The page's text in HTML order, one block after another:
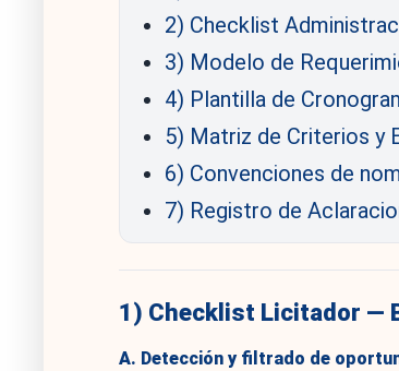
2) Checklist
3) Modelo de
4) Plantilla de
5) Matriz de Criterios y
6) Convenciones de
7) Registro de
1) Checklist Licitador —
A. Detección y filtrado de